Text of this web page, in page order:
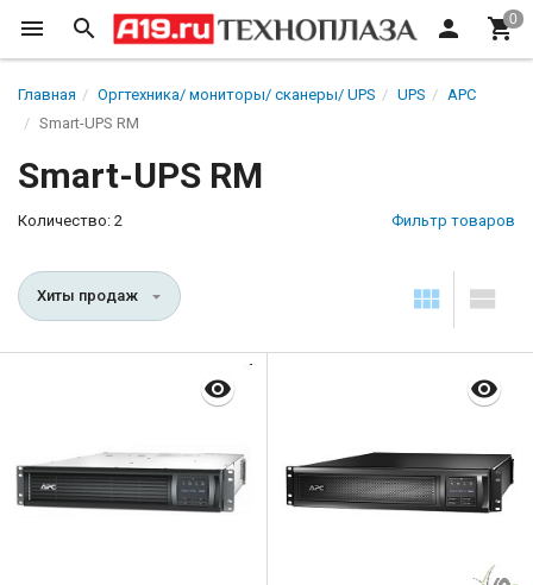
Главная Оргтехника/ мониторы/ сканеры/ UPS UPS
APC
Smart-UPS RM
Smart-UPS RM
Количество: 2 Фильтр товаров
Хиты продаж